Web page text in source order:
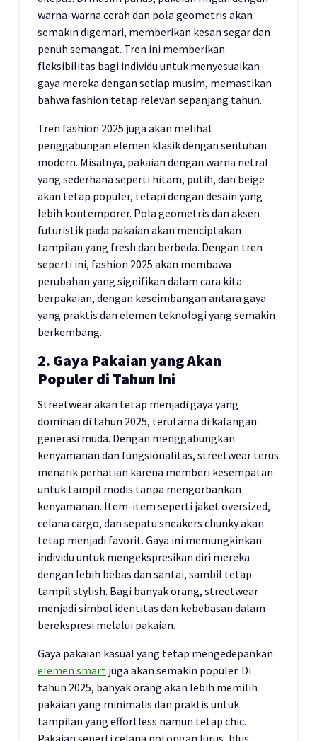
warna-warna cerah dan pola geometris akan
semakin digemari, memberikan kesan segar dan
penuh semangat. Tren ini memberikan
fleksibilitas bagi individu untuk menyesuaikan
gaya mereka dengan setiap musim, memastikan
bahwa fashion tetap relevan sepanjang tahun.
Tren fashion 2025 juga akan melihat
penggabungan elemen klasik dengan sentuhan
modern. Misalnya, pakaian dengan warna netral
yang sederhana seperti hitam, putih, dan beige
akan tetap populer, tetapi dengan desain yang
lebih kontemporer. Pola geometris dan aksen
futuristik pada pakaian akan menciptakan
tampilan yang fresh dan berbeda. Dengan tren
seperti ini, fashion 2025 akan membawa
perubahan yang signifikan dalam cara kita
berpakaian, dengan keseimbangan antara gaya
yang praktis dan elemen teknologi yang semakin
berkembang.
2. Gaya Pakaian yang Akan
Populer di Tahun Ini
Streetwear akan tetap menjadi gaya yang
dominan di tahun 2025, terutama di kalangan
generasi muda. Dengan menggabungkan
kenyamanan dan fungsionalitas, streetwear terus
menarik perhatian karena memberi kesempatan
untuk tampil modis tanpa mengorbankan
kenyamanan. Item-item seperti jaket oversized,
celana cargo, dan sepatu sneakers chunky akan
tetap menjadi favorit. Gaya ini memungkinkan
individu untuk mengekspresikan diri mereka
dengan lebih bebas dan santai, sambil tetap
tampil stylish. Bagi banyak orang, streetwear
menjadi simbol identitas dan kebebasan dalam
berekspresi melalui pakaian.
Gaya pakaian kasual yang tetap mengedepankan
elemen smart juga akan semakin populer. Di
tahun 2025, banyak orang akan lebih memilih
pakaian yang minimalis dan praktis untuk
tampilan yang effortless namun tetap chic.
Pakaian seperti celana potongan lurus, blus